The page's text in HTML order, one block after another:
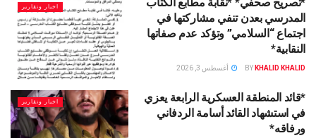
اخبار وتقارير
المدرسي بعدن تنفي مشاركتها في
اجتماع “السلامي” وتؤكد عدم صفاتها
النقابية*
BY KHALID KHALID أغسطس 3, 2026
اخبار وتقارير
*قائد المنطقة العسكرية الرابعة يعزي
في استشهاد القائد أسامة الردفاني
ورفاقه*